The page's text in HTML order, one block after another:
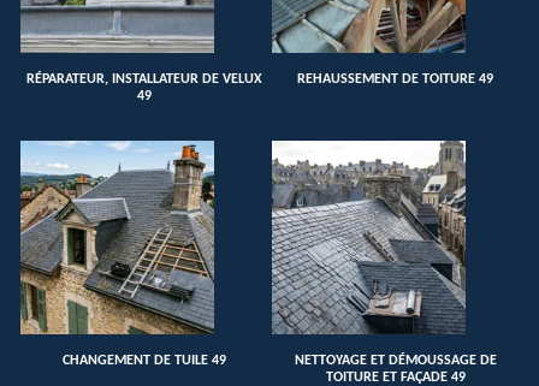
RÉPARATEUR, INSTALLATEUR DE VELUX
49
REHAUSSEMENT DE TOITURE 49
CHANGEMENT DE TUILE 49
NETTOYAGE ET DÉMOUSSAGE DE
TOITURE ET FAÇADE 49